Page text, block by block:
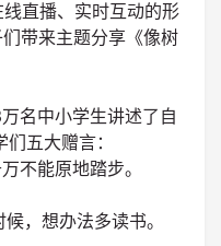
直播、实时互动的形
带来主题分享《像树
名中小学生讲述了自
五大赠言：
不能原地踏步。
，想办法多读书。